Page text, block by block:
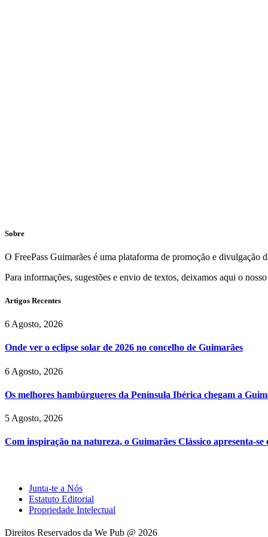
Sobre
O FreePass Guimarães é uma plataforma de promoção e divulgação
Para informações, sugestões e envio de textos, deixamos aqui o
Artigos Recentes
6 Agosto, 2026
Onde ver o eclipse solar de 2026 no concelho de Guimarães
6 Agosto, 2026
Os melhores hambúrgueres da Península Ibérica chegam a
5 Agosto, 2026
Com inspiração na natureza, o Guimarães Clássico apresenta-
Junta-te a Nós
Estatuto Editorial
Propriedade Intelectual
Direitos Reservados da We Pub @ 2026